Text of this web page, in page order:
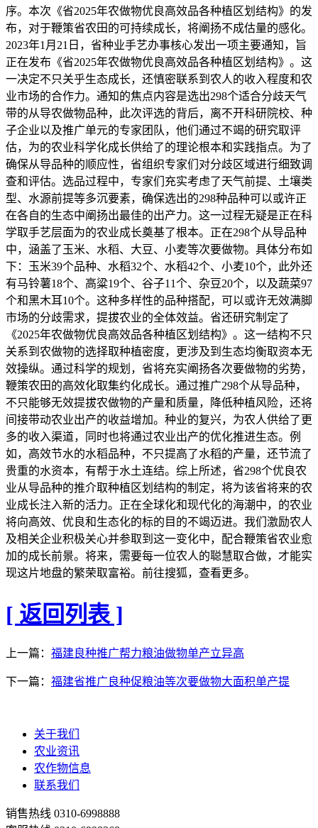
序。本次《省2025年农做物优良高效品各种植区划结构》的发
布，对于鞭策省农田的可持续成长，将阐扬不成估量的感化。
2023年1月21日，省种业手艺办事核心发出一项主要通知，旨
正在发布《省2025年农做物优良高效品各种植区划结构》。这
一决定不只关乎生态成长，还慎密联系到农人的收入程度和农
业市场的合作力。通知的焦点内容是选出298个适合分歧天气
带的从导农做物品种，此次评选的背后，离不开科研院校、种
子企业以及推广单元的专家团队，他们通过不竭的研究取评
估，为的农业科学化成长供给了的理论根本和实践指点。为了
确保从导品种的顺应性，省组织专家们对分歧区域进行细致调
查和评估。选品过程中，专家们充实考虑了天气前提、土壤类
型、水源前提等多沉要素，确保选出的298种品种可以或许正
在各自的生态中阐扬出最佳的出产力。这一过程无疑是正在科
学取手艺层面为的农业成长奠基了根本。正在298个从导品种
中，涵盖了玉米、水稻、大豆、小麦等次要做物。具体分布如
下：玉米39个品种、水稻32个、水稻42个、小麦10个，此外还
有马铃薯18个、高粱19个、谷子11个、杂豆20个，以及蔬菜97
个和黑木耳10个。这种多样性的品种搭配，可以或许无效满脚
市场的分歧需求，提拔农业的全体效益。省还研究制定了
《2025年农做物优良高效品各种植区划结构》。这一结构不只
关系到农做物的选择取种植密度，更涉及到生态均衡取资本无
效操纵。通过科学的规划，省将充实阐扬各次要做物的劣势，
鞭策农田的高效化取集约化成长。通过推广298个从导品种，
不只能够无效提拔农做物的产量和质量，降低种植风险，还将
间接带动农业出产的收益增加。种业的复兴，为农人供给了更
多的收入渠道，同时也将通过农业出产的优化推进生态。例
如，高效节水的水稻品种，不只提高了水稻的产量，还节流了
贵重的水资本，有帮于水土连结。综上所述，省298个优良农
业从导品种的推介取种植区划结构的制定，将为该省将来的农
业成长注入新的活力。正在全球化和现代化的海潮中，的农业
将向高效、优良和生态化的标的目的不竭迈进。我们激励农人
及相关企业积极关心并参取到这一变化中，配合鞭策省农业愈
加的成长前景。将来，需要每一位农人的聪慧取合做，才能实
现这片地盘的繁荣取富裕。前往搜狐，查看更多。
[ 返回列表 ]
上一篇： 福建良种推广帮力粮油做物单产立异高
下一篇： 福建省推广良种促粮油等次要做物大面积单产提
关于我们
农业资讯
农作物信息
联系我们
销售热线 0310-6998888